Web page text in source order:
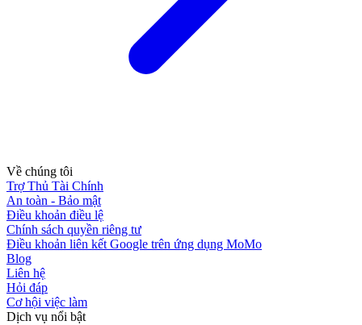
Về chúng tôi
Trợ Thủ Tài Chính
An toàn - Bảo mật
Điều khoản điều lệ
Chính sách quyền riêng tư
Điều khoản liên kết Google trên ứng dụng MoMo
Blog
Liên hệ
Hỏi đáp
Cơ hội việc làm
Dịch vụ nổi bật